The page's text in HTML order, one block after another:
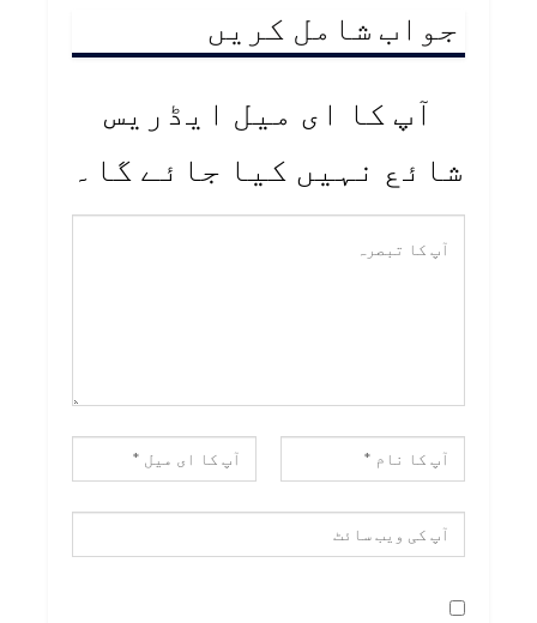
جواب شامل کریں
آپ کا ای میل ایڈریس
شائع نہیں کیا جائے گا۔